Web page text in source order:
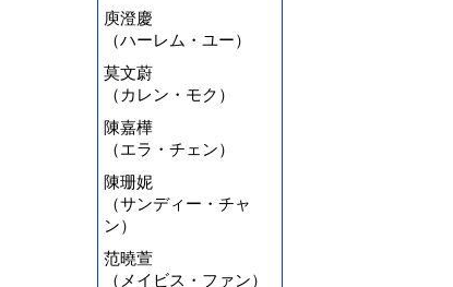
庾澄慶
（ハーレム・ユー）
莫文蔚
（カレン・モク）
陳嘉樺
（エラ・チェン）
陳珊妮
（サンディー・チャ
ン）
范曉萱
（メイビス・ファン）